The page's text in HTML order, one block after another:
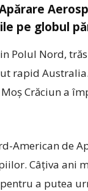
pe globul
Polul Nord,
rapid
Moş Crăciun a
American de
Câţiva ani
a putea